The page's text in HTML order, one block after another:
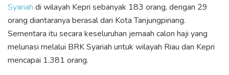
Syariah di wilayah Kepri sebanyak 183 orang, dengan 29
orang diantaranya berasal dari Kota Tanjungpinang.
Sementara itu secara keseluruhan jemaah calon haji yang
melunasi melalui BRK Syariah untuk wilayah Riau dan Kepri
mencapai 1.381 orang.